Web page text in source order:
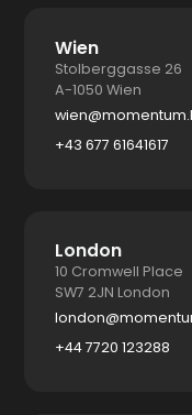
Wien
Stolberggasse 26
A-1050 Wien
+43 677 61641617
London
10 Cromwell Place
SW7 2JN London
+44 7720 123288